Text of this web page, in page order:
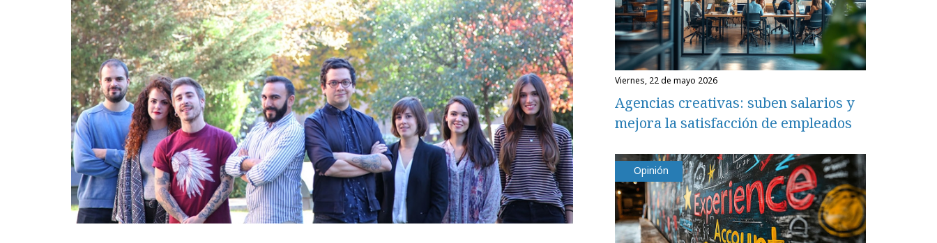
viernes, 22 de mayo 2026
Agencias creativas: suben salarios y
mejora la satisfacción de empleados
Opinión